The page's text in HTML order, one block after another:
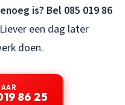
is? Bel 085 019 86
een dag later
doen.
86 25